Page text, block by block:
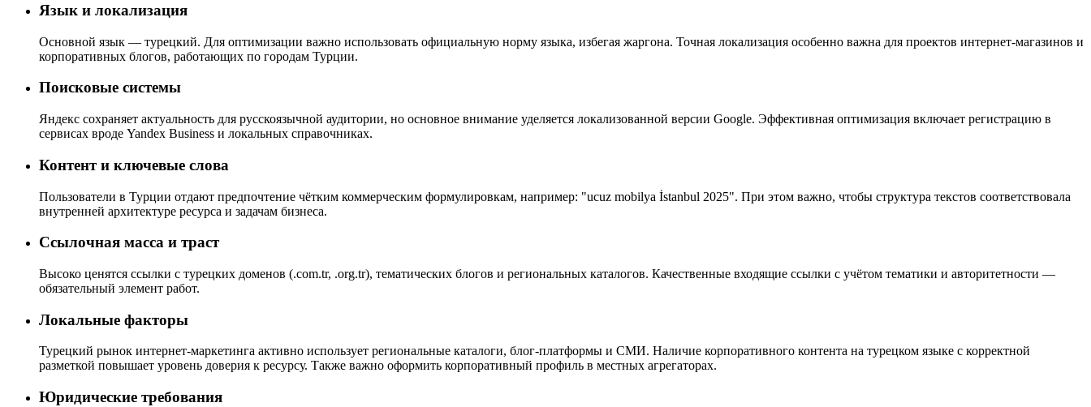
Язык и локализация
Основной язык — турецкий. Для оптимизации важно использовать официальную норму языка, избегая жаргона. Точная локализация особенно важна для проектов интернет-магазинов и
корпоративных блогов, работающих по городам Турции.
Поисковые системы
Яндекс сохраняет актуальность для русскоязычной аудитории, но основное внимание уделяется локализованной версии Google. Эффективная оптимизация включает регистрацию в
сервисах вроде Yandex Business и локальных справочниках.
Контент и ключевые слова
Пользователи в Турции отдают предпочтение чётким коммерческим формулировкам, например: "ucuz mobilya İstanbul 2025". При этом важно, чтобы структура текстов соответствовала
внутренней архитектуре ресурса и задачам бизнеса.
Ссылочная масса и траст
Высоко ценятся ссылки с турецких доменов (.com.tr, .org.tr), тематических блогов и региональных каталогов. Качественные входящие ссылки с учётом тематики и авторитетности —
обязательный элемент работ.
Локальные факторы
Турецкий рынок интернет-маркетинга активно использует региональные каталоги, блог-платформы и СМИ. Наличие корпоративного контента на турецком языке с корректной
разметкой повышает уровень доверия к ресурсу. Также важно оформить корпоративный профиль в местных агрегаторах.
Юридические требования